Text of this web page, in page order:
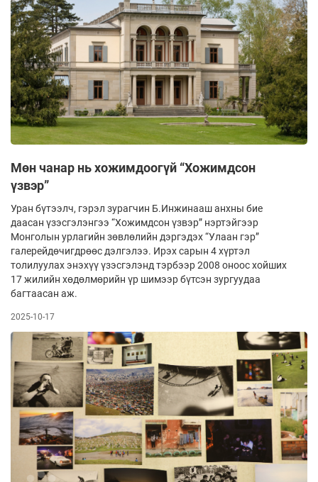
Мөн чанар нь хожимдоогүй “Хожимдсон
үзвэр”
Уран бүтээлч, гэрэл зурагчин Б.Инжинааш анхны бие
даасан үзэсгэлэнгээ “Хожимдсон үзвэр” нэртэйгээр
Монголын урлагийн зөвлөлийн дэргэдэх “Улаан гэр”
галерейдөчигдрөөс дэлгэлээ. Ирэх сарын 4 хүртэл
толилуулах энэхүү үзэсгэлэнд тэрбээр 2008 оноос хойших
17 жилийн хөдөлмөрийн үр шимээр бүтсэн зургуудаа
багтаасан аж.
2025-10-17